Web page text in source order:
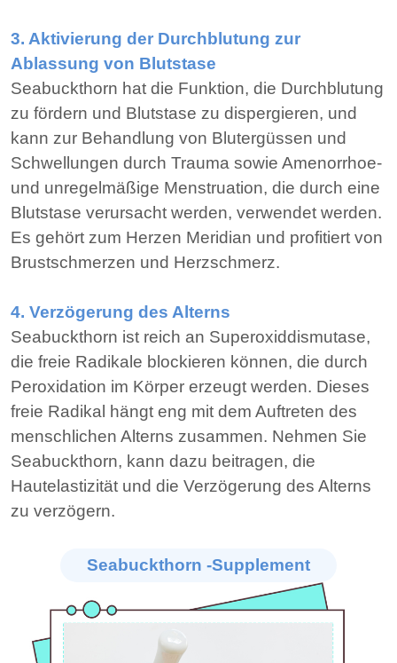
3. Aktivierung der Durchblutung zur
Ablassung von Blutstase
Seabuckthorn hat die Funktion, die Durchblutung
zu fördern und Blutstase zu dispergieren, und
kann zur Behandlung von Blutergüssen und
Schwellungen durch Trauma sowie Amenorrhoe-
und unregelmäßige Menstruation, die durch eine
Blutstase verursacht werden, verwendet werden.
Es gehört zum Herzen Meridian und profitiert von
Brustschmerzen und Herzschmerz.
4. Verzögerung des Alterns
Seabuckthorn ist reich an Superoxiddismutase,
die freie Radikale blockieren können, die durch
Peroxidation im Körper erzeugt werden. Dieses
freie Radikal hängt eng mit dem Auftreten des
menschlichen Alterns zusammen. Nehmen Sie
Seabuckthorn, kann dazu beitragen, die
Hautelastizität und die Verzögerung des Alterns
zu verzögern.
Seabuckthorn -Supplement